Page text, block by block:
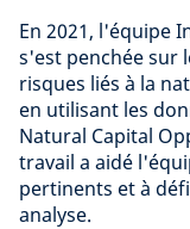
En 2021, l'équipe
s'est penchée sur
risques liés à la
en utilisant les
Natural Capital
travail a aidé
pertinents et à
analyse.